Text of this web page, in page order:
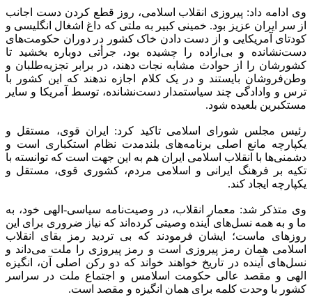
وی ادامه داد: پیروزی انقلاب اسلامی، روز قطع کردن دست اجانب
از سر ایران عزیز بود. خمینی کبیر به ملتی که داغ اشغال انگلیسی و
کودتای آمریکایی و از دست دادن خاک کشور در دوران حکومت‌های
دست‌نشانده و بی‌اراده را چشیده بود، جرأتی دوباره بخشید تا
کشورشان را از حوادث مشابه نجات دهند، در برابر تجزیه‌طلبان و
وطن‌فروشان بایستند و در یک کلام اجازه ندهند که این کشور با
ترس و وادادگی چند سیاستمدار دست‌نشانده، توسط آمریکا و سایر
مستکبرین بلعیده شود.
رئیس مجلس شورای اسلامی تاکید کرد: ایران قوی، مستقل و
یکپارچه مانع اصلی برنامه‌های بلندمدت نظام استکباری است و
دشمنی‌ها با انقلاب اسلامی ایران هم به این جهت است که توانسته با
تکیه بر فرهنگ ایرانی و اسلامی مردم، کشوری قوی، مستقل و
یکپارچه ایجاد کند.
وی متذکر شد: معمار انقلاب، در وصیت‌نامه‌ سیاسی-الهی خود، به
ما و به همه‌ نسل‌های آینده وصیتی کرده‌اند که نیاز ضروری برای این
روزهای ماست؛ ایشان فرمودند که بی تردید رمز بقای انقلاب
اسلامی همان رمز پیروزی‌ است و رمز پیروزی را ملت می‌داند و
نسل‌های آینده در تاریخ خواهند خواند که دو رکن اصلی آن، انگیزه‌
الهی و مقصد عالی حکومت اسلامس و اجتماع ملت در سراسر
کشور با وحدت کلمه برای همان انگیزه و مقصد است.